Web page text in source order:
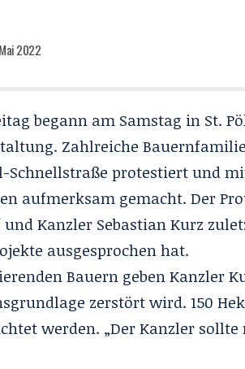
2022
begann am Samstag in St.
Zahlreiche
Schnellstraße protestiert und
aufmerksam gemacht. Der
und Kanzler Sebastian Kurz
ausgesprochen hat.
Bauern geben Kanzler
zerstört wird. 150
werden. „Der Kanzler